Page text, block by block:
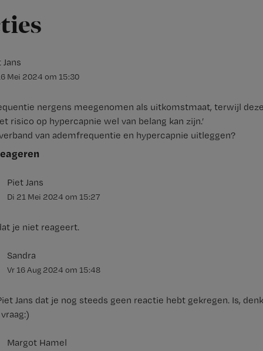
Jans
Mei 2024 om 15:30
nergens meegenomen als uitkomstmaat, terwijl
risico op hypercapnie wel van belang kan zijn.’
van ademfrequentie en hypercapnie uitleggen?
Piet Jans
Di 21 Mei 2024 om 15:27
je niet reageert.
Sandra
Vr 16 Aug 2024 om 15:48
Jans dat je nog steeds geen reactie hebt gekregen. Is,
Margot Hamel